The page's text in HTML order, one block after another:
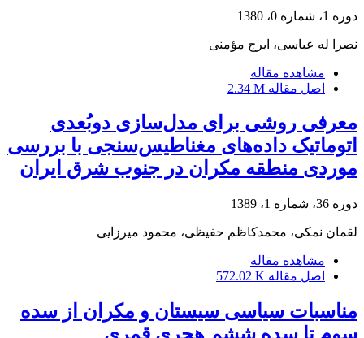
دوره 1، شماره 0، 1380
نصرا له عباسی، ایرج مؤمنی
مشاهده مقاله
اصل مقاله 2.34 M
معرفی روشی برای مدل‌سازی دوبُعدی
اتوماتیک داده‌های مغناطیس‌سنجی با بررسی
موردی منطقه مکران در جنوب شرق ایران
دوره 36، شماره 1، 1389
لقمان نمکی، محمدکاظم حفیظی، محمود میرزایی
مشاهده مقاله
اصل مقاله 572.02 K
مناسبات سیاسی سیستان و مکران از سده